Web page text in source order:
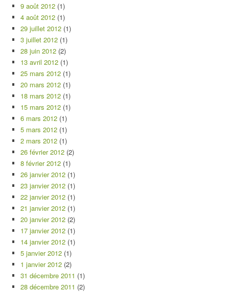
9 août 2012 (1)
4 août 2012 (1)
29 juillet 2012 (1)
3 juillet 2012 (1)
28 juin 2012 (2)
13 avril 2012 (1)
25 mars 2012 (1)
20 mars 2012 (1)
18 mars 2012 (1)
15 mars 2012 (1)
6 mars 2012 (1)
5 mars 2012 (1)
2 mars 2012 (1)
26 février 2012 (2)
8 février 2012 (1)
26 janvier 2012 (1)
23 janvier 2012 (1)
22 janvier 2012 (1)
21 janvier 2012 (1)
20 janvier 2012 (2)
17 janvier 2012 (1)
14 janvier 2012 (1)
5 janvier 2012 (1)
1 janvier 2012 (2)
31 décembre 2011 (1)
28 décembre 2011 (2)